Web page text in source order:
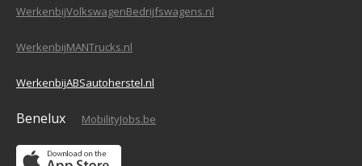
WerkenbijVolkswagenBedrijfswagens.nl
WerkenbijMANTrucks.nl
WerkenbijABSautoherstel.nl
Benelux MobilityJobs.be